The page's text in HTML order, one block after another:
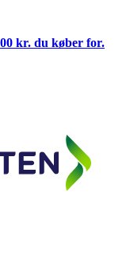
kr. du køber for.